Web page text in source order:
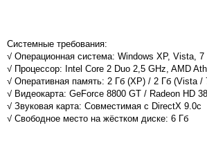
Системные требования:
√ Операционная система: Windows XP, Vista, 7
√ Процессор: Intel Core 2 Duo 2,5 GHz, AMD
√ Оперативная память: 2 Гб (XP) / 2 Гб (Vista /
√ Видеокарта: GeForce 8800 GT / Radeon HD
√ Звуковая карта: Совместимая с DirectX 9.0c
√ Свободное место на жёстком диске: 6 Гб